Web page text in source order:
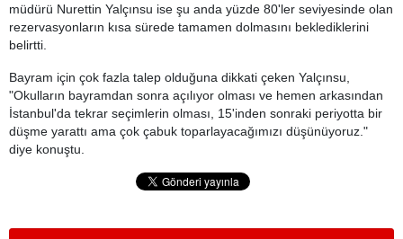
müdürü Nurettin Yalçınsu ise şu anda yüzde 80'ler seviyesinde olan
rezervasyonların kısa sürede tamamen dolmasını beklediklerini
belirtti.
Bayram için çok fazla talep olduğuna dikkati çeken Yalçınsu,
"Okulların bayramdan sonra açılıyor olması ve hemen arkasından
İstanbul'da tekrar seçimlerin olması, 15'inden sonraki periyotta bir
düşme yarattı ama çok çabuk toparlayacağımızı düşünüyoruz."
diye konuştu.